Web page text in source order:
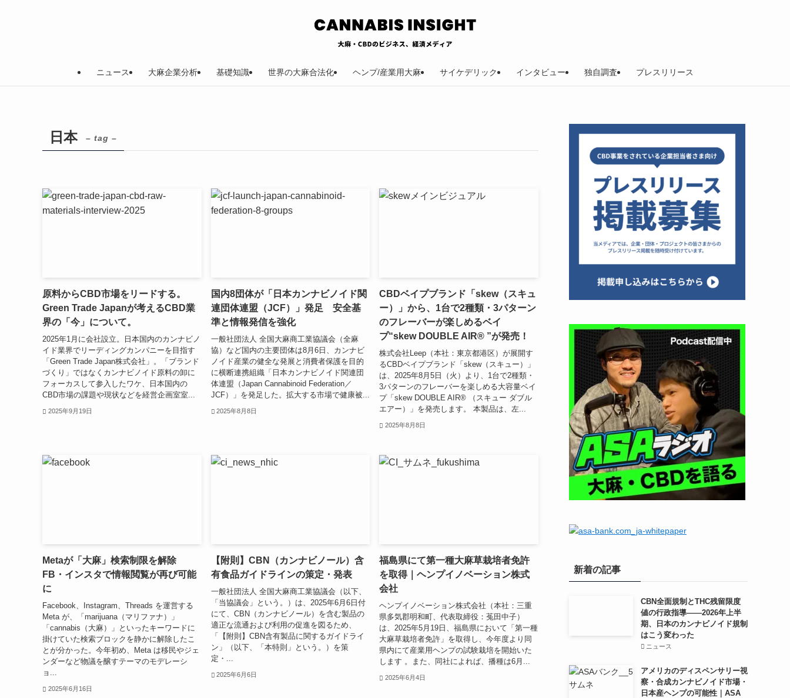
ニュース 大麻企業分析 基礎知識 世界の大麻合法化 ヘンプ/産業用大麻 サイケデリック インタビュー 独自調査 プレスリリース
日本 – tag –
原料からCBD市場をリードする。
Green Trade Japanが考えるCBD業
界の「今」について。
2025年1月に会社設立。日本国内のカンナビノ
イド業界でリーディングカンパニーを目指す
「Green Trade Japan株式会社」。「ブランド
づくり」ではなくカンナビノイド原料の卸に
フォーカスして参入したワケ、日本国内の
CBD市場の課題や現状などを経営企画室室...
2025年9月19日
国内8団体が「日本カンナビノイド関
連団体連盟（JCF）」発足 安全基
準と情報発信を強化
一般社団法人 全国大麻商工業協議会（全麻
協）など国内の主要団体は8月6日、カンナビ
ノイド産業の健全な発展と消費者保護を目的
に横断連携組織「日本カンナビノイド関連団
体連盟（Japan Cannabinoid Federation／
JCF）」を発足した。拡大する市場で健康被...
2025年8月8日
CBDベイプブランド「skew（スキュ
ー）」から、1台で2種類・3パターン
のフレーバーが楽しめるベイ
プ“skew DOUBLE AIR®︎ ”が発売！
株式会社Leep（本社：東京都港区）が展開す
るCBDベイプブランド「skew（スキュー）」
は、2025年8月5日（火）より、1台で2種類・
3パターンのフレーバーを楽しめる大容量ベイ
プ「skew DOUBLE AIR®︎ （スキュー ダブル
エアー）」を発売します。 本製品は、左...
2025年8月8日
Metaが「大麻」検索制限を解除
FB・インスタで情報閲覧が再び可能
に
Facebook、Instagram、Threads を運営する
Meta が、「marijuana（マリファナ）」
「cannabis（大麻）」といったキーワードに
掛けていた検索ブロックを静かに解除したこ
とが分かった。今年初め、Meta は移民やジェ
ンダーなど物議を醸すテーマのモデレーシ
ョ...
2025年6月16日
【附則】CBN（カンナビノール）含
有食品ガイドラインの策定・発表
一般社団法人 全国大麻商工業協議会（以下、
「当協議会」という。）は、2025年6月6日付
にて、CBN（カンナビノール）を含む製品の
適正な流通および利用の促進を図るため、
「【附則】CBN含有製品に関するガイドライ
ン」（以下、「本特則」という。）を策
定・...
2025年6月6日
福島県にて第一種大麻草栽培者免許
を取得｜ヘンプイノベーション株式
会社
ヘンプイノベーション株式会社（本社：三重
県多気郡明和町、代表取締役：菟田中子）
は、2025年5月19日、福島県において「第一種
大麻草栽培者免許」を取得し、今年度より同
県内にて産業用ヘンプの試験栽培を開始いた
します 。また、同社によれば、播種は6月...
2025年6月4日
新着の記事
CBN全面規制とTHC残留限度
値の行政指導——2026年上半
期、日本のカンナビノイド規制
はこう変わった
ニュース
アメリカのディスペンサリー視
察・合成カンナビノイド市場・
日本産ヘンプの可能性｜ASA